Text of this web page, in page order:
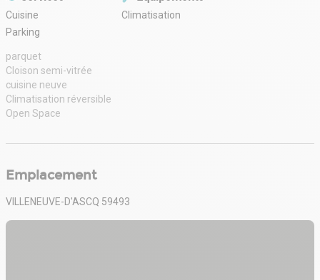
Villeneuve-d'Ascq !
Prix de vente: 675 000€ Net vendeur
Honoraires: 5% charges acquéreur Prestations : parquet
Cloison semi-vitrée
cuisine neuve
Climatisation réversible
Open Space
Cuisine
Parking
Climatisation
parquet
Cloison semi-vitrée
cuisine neuve
Climatisation réversible
Open Space
Emplacement
VILLENEUVE-D'ASCQ 59493